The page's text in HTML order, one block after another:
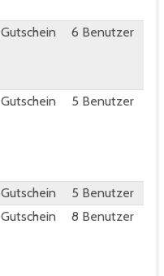
Gutschein 6 Benutzer
Gutschein 5 Benutzer
Gutschein
5 Benutzer
Gutschein 8 Benutzer